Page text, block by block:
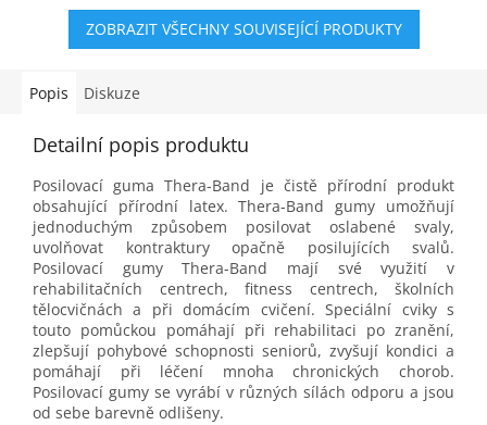
hvězdiček.
ZOBRAZIT VŠECHNY SOUVISEJÍCÍ PRODUKTY
Popis Diskuze
Detailní popis produktu
Posilovací guma Thera-Band je čistě přírodní produkt
obsahující přírodní latex. Thera-Band gumy umožňují
jednoduchým způsobem posilovat oslabené svaly,
uvolňovat kontraktury opačně posilujících svalů.
Posilovací gumy Thera-Band mají své využití v
rehabilitačních centrech, fitness centrech, školních
tělocvičnách a při domácím cvičení. Speciální cviky s
touto pomůckou pomáhají při rehabilitaci po zranění,
zlepšují pohybové schopnosti seniorů, zvyšují kondici a
pomáhají při léčení mnoha chronických chorob.
Posilovací gumy se vyrábí v různých sílách odporu a jsou
od sebe barevně odlišeny.